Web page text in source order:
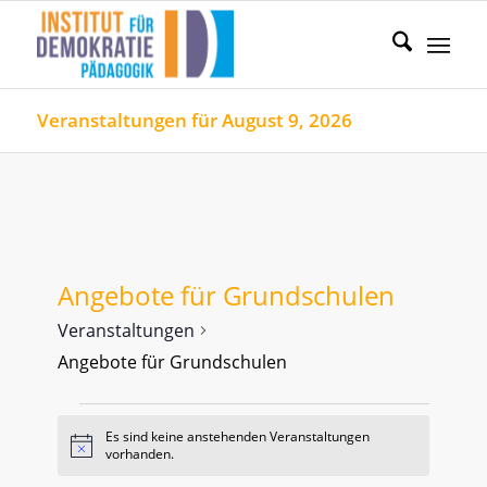
Veranstaltungen für August 9, 2026
Angebote für Grundschulen
Veranstaltungen
Angebote für Grundschulen
for
Hinweis
Es sind keine anstehenden Veranstaltungen
vorhanden.